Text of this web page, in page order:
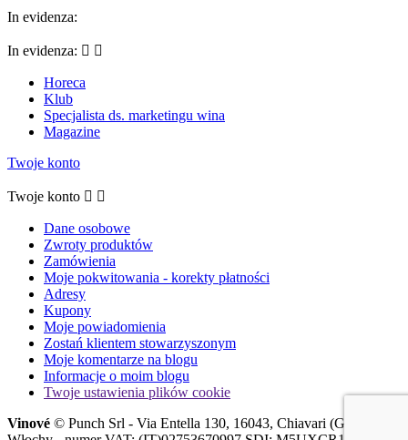
In evidenza:
In evidenza:  
Horeca
Klub
Specjalista ds. marketingu wina
Magazine
Twoje konto
Twoje konto  
Dane osobowe
Zwroty produktów
Zamówienia
Moje pokwitowania - korekty płatności
Adresy
Kupony
Moje powiadomienia
Zostań klientem stowarzyszonym
Moje komentarze na blogu
Informacje o moim blogu
Twoje ustawienia plików cookie
Vinové © Punch Srl - Via Entella 130, 16043, Chiavari (GE),